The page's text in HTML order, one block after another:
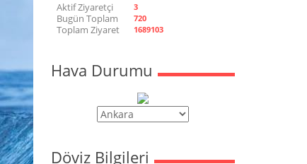
Aktif Ziyaretçi 3
Bugün Toplam 720
Toplam Ziyaret 1689103
Hava Durumu
Döviz Bilgileri